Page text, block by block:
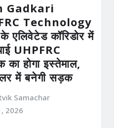
Gadkari
Technology
एलिवेटेड कॉरिडोर में
UHPFRC
का होगा इस्तेमाल,
में बनेगी सड़क
Samachar
2026